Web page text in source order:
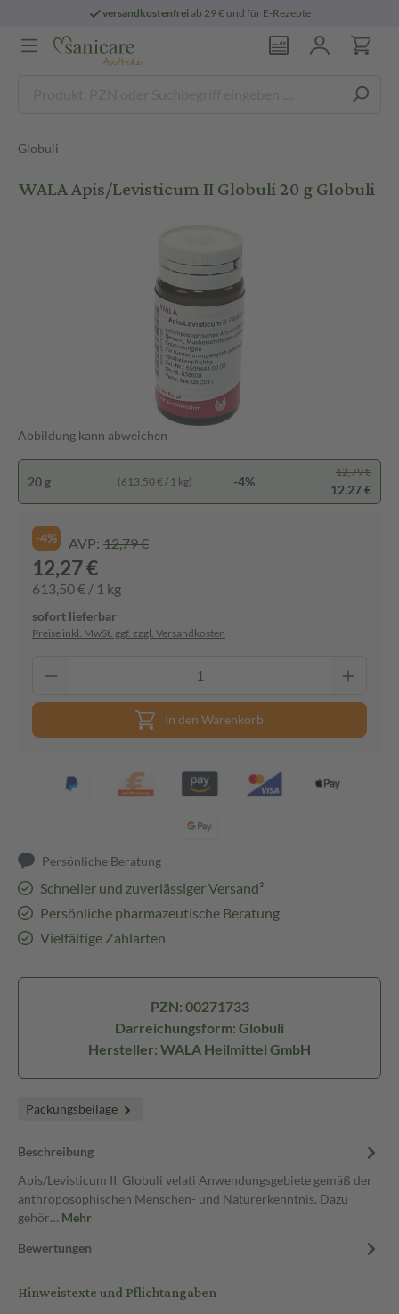
versandkostenfreiab 29 € und für E-Rezepte
Globuli
WALA Apis/Levisticum II Globuli 20 g Globuli
Abbildung kann abweichen
20 g (613,50 € / 1 kg) -4%
12,79 €
12,27 €
-4% AVP: 12,79 €
12,27 €
613,50 € / 1 kg
sofort lieferbar
Preise inkl. MwSt. ggf. zzgl. Versandkosten
In den Warenkorb
Persönliche Beratung
Schneller und zuverlässiger Versand³
Persönliche pharmazeutische Beratung
Vielfältige Zahlarten
PZN: 00271733
Darreichungsform: Globuli
Hersteller: WALA Heilmittel GmbH
Packungsbeilage
Beschreibung
Apis/Levisticum II, Globuli velati Anwendungsgebiete gemäß der
anthroposophischen Menschen- und Naturerkenntnis. Dazu
gehör… Mehr
Bewertungen
Hinweistexte und Pflichtangaben